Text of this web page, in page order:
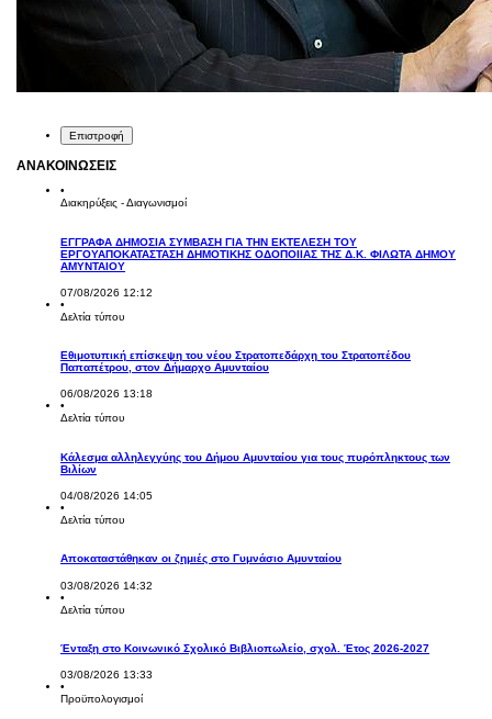
Επιστροφή
ΑΝΑΚΟΙΝΩΣΕΙΣ
•
Διακηρύξεις - Διαγωνισμοί
ΕΓΓΡΑΦΑ ΔΗΜΟΣΙΑ ΣΥΜΒΑΣΗ ΓΙΑ ΤΗΝ ΕΚΤΕΛΕΣΗ ΤΟΥ
ΕΡΓΟΥΑΠΟΚΑΤΑΣΤΑΣΗ ΔΗΜΟΤΙΚΗΣ ΟΔΟΠΟΙΙΑΣ ΤΗΣ Δ.Κ. ΦΙΛΩΤΑ ΔΗΜΟΥ
ΑΜΥΝΤΑΙΟΥ
07/08/2026 12:12
•
Δελτία τύπου
Εθιμοτυπική επίσκεψη του νέου Στρατοπεδάρχη του Στρατοπέδου
Παπαπέτρου, στον Δήμαρχο Αμυνταίου
06/08/2026 13:18
•
Δελτία τύπου
Κάλεσμα αλληλεγγύης του Δήμου Αμυνταίου για τους πυρόπληκτους των
Βιλίων
04/08/2026 14:05
•
Δελτία τύπου
Αποκαταστάθηκαν οι ζημιές στο Γυμνάσιο Αμυνταίου
03/08/2026 14:32
•
Δελτία τύπου
Ένταξη στο Κοινωνικό Σχολικό Βιβλιοπωλείο, σχολ. Έτος 2026-2027
03/08/2026 13:33
•
Προϋπολογισμοί